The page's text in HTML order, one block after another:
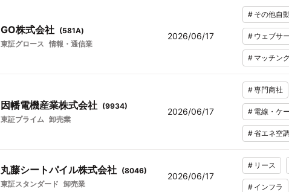
GO株式会社 (581A)
東証グロース 情報・通信業
2026/06/17
# その他自
# ウェブサ
# マッチン
因幡電機産業株式会社 (9934)
東証プライム 卸売業
2026/06/17
#専門商社
# 電線・ケ
#省エネ空
丸藤シートパイル株式会社 (8046)
東証スタンダード 卸売業
2026/06/17
# リース
# インフラ